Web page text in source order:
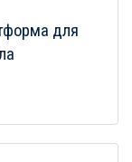
для